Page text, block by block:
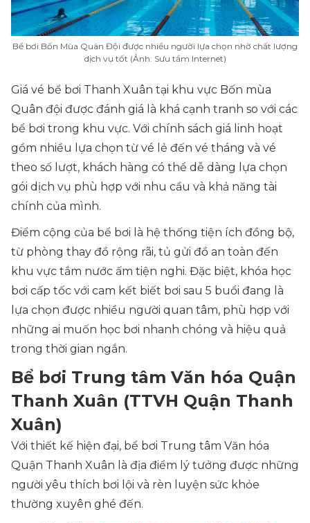
Bể bơi Bốn Mùa Quân Đội được nhiều người lựa chọn nhờ chất lượng
dịch vụ tốt (Ảnh: Sưu tầm Internet)
Giá vé bể bơi Thanh Xuân tại khu vực Bốn mùa
Quân đội được đánh giá là khá cạnh tranh so với các
bể bơi trong khu vực. Với chính sách giá linh hoạt
gồm nhiều lựa chọn từ vé lẻ đến vé tháng và vé
theo số lượt, khách hàng có thể dễ dàng lựa chọn
gói dịch vụ phù hợp với nhu cầu và khả năng tài
chính của mình.
Điểm cộng của bể bơi là hệ thống tiện ích đồng bộ,
từ phòng thay đồ rộng rãi, tủ gửi đồ an toàn đến
khu vực tắm nước ấm tiện nghi. Đặc biệt, khóa học
bơi cấp tốc với cam kết biết bơi sau 5 buổi đang là
lựa chọn được nhiều người quan tâm, phù hợp với
những ai muốn học bơi nhanh chóng và hiệu quả
trong thời gian ngắn.
Bể bơi Trung tâm Văn hóa Quận
Thanh Xuân (TTVH Quận Thanh
Xuân)
Với thiết kế hiện đại, bể bơi Trung tâm Văn hóa
Quận Thanh Xuân là địa điểm lý tưởng được những
người yêu thích bơi lội và rèn luyện sức khỏe
thường xuyên ghé đến.